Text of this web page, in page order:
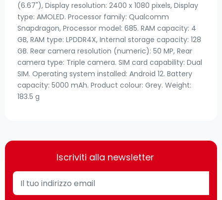
(6.67"), Display resolution: 2400 x 1080 pixels, Display
type: AMOLED. Processor family: Qualcomm
Snapdragon, Processor model: 685. RAM capacity: 4
GB, RAM type: LPDDR4X, Internal storage capacity: 128
GB. Rear camera resolution (numeric): 50 MP, Rear
camera type: Triple camera. SIM card capability: Dual
SIM. Operating system installed: Android 12. Battery
capacity: 5000 mAh. Product colour: Grey. Weight:
183.5 g
Iscriviti alla newsletter